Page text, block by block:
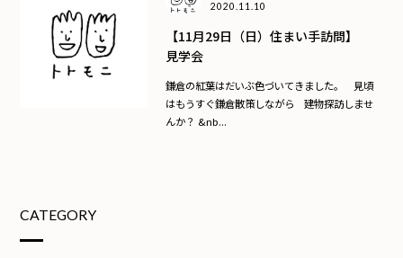
2020.11.10
【11月29日（日）住まい手訪問】
見学会
鎌倉の紅葉はだいぶ色づいてきました。 見頃
はもうすぐ鎌倉散策しながら 建物探訪しませ
んか？ &nb...
CATEGORY